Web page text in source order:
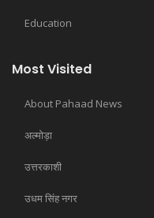
Education
Most Visited
About Pahaad News
अल्मोड़ा
उत्तरकाशी
उधम सिंह नगर